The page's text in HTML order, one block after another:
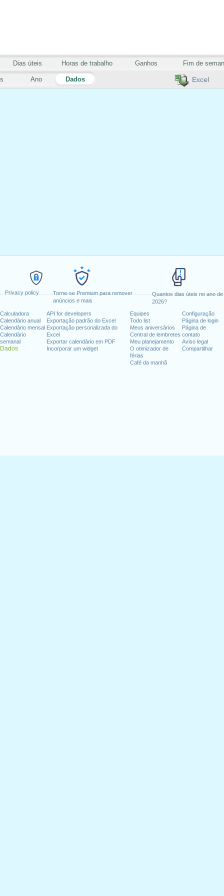
Privacy policy
Torne-se Premium para remover
anúncios e mais
Quantos dias úteis no ano de
2026?
Calculadora
Calendário anual
Calendário mensal
Calendário
semanal
Dados
API for developers
Exportação padrão do Excel
Exportação personalizada do
Excel
Exportar calendário em PDF
Incorporar um widget
Equipes
Todo list
Meus aniversários
Central de lembretes
Meu planejamento
O otimizador de
férias
Café da manhã
Configuração
Página de login
Página de
contato
Aviso legal
Compartilhar
Excel
Ano Dados
Dias úteis Horas de trabalho Ganhos Fim de